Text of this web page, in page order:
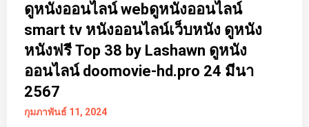
ดูหนังออนไลน์ webดูหนังออนไลน์
smart tv หนังออนไลน์เว็บหนัง ดูหนัง
หนังฟรี Top 38 by Lashawn ดูหนัง
ออนไลน์ doomovie-hd.pro 24 มีนา
2567
กุมภาพันธ์ 11, 2024